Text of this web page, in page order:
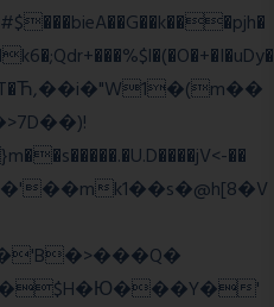
��
k1��s�@h[8�V
'